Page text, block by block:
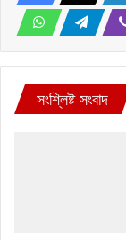
সংশ্লিষ্ট সংবাদ